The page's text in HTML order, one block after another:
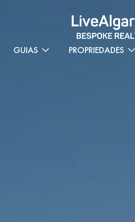
GUIAS PROPRIEDADES